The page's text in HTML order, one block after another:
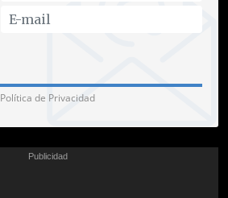
Política de Privacidad